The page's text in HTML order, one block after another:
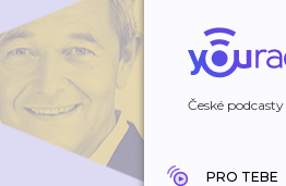
České
PRO TEBE